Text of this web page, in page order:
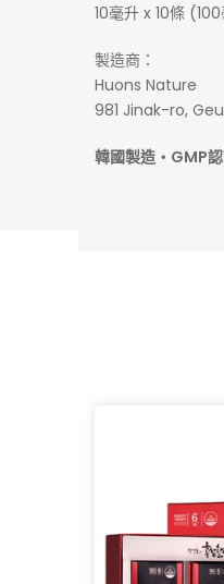
10毫升 x 10條
製造商：
Huons Nature
981 Jinak-ro,
韓國製造・GMP